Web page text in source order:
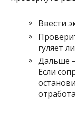
Ввести
гуляет
Дальше
Если